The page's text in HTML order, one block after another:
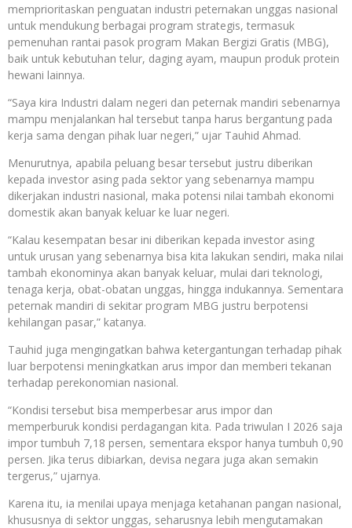
memprioritaskan penguatan industri peternakan unggas nasional
untuk mendukung berbagai program strategis, termasuk
pemenuhan rantai pasok program Makan Bergizi Gratis (MBG),
baik untuk kebutuhan telur, daging ayam, maupun produk protein
hewani lainnya.
“Saya kira Industri dalam negeri dan peternak mandiri sebenarnya
mampu menjalankan hal tersebut tanpa harus bergantung pada
kerja sama dengan pihak luar negeri,” ujar Tauhid Ahmad.
Menurutnya, apabila peluang besar tersebut justru diberikan
kepada investor asing pada sektor yang sebenarnya mampu
dikerjakan industri nasional, maka potensi nilai tambah ekonomi
domestik akan banyak keluar ke luar negeri.
“Kalau kesempatan besar ini diberikan kepada investor asing
untuk urusan yang sebenarnya bisa kita lakukan sendiri, maka nilai
tambah ekonominya akan banyak keluar, mulai dari teknologi,
tenaga kerja, obat-obatan unggas, hingga indukannya. Sementara
peternak mandiri di sekitar program MBG justru berpotensi
kehilangan pasar,” katanya.
Tauhid juga mengingatkan bahwa ketergantungan terhadap pihak
luar berpotensi meningkatkan arus impor dan memberi tekanan
terhadap perekonomian nasional.
“Kondisi tersebut bisa memperbesar arus impor dan
memperburuk kondisi perdagangan kita. Pada triwulan I 2026 saja
impor tumbuh 7,18 persen, sementara ekspor hanya tumbuh 0,90
persen. Jika terus dibiarkan, devisa negara juga akan semakin
tergerus,” ujarnya.
Karena itu, ia menilai upaya menjaga ketahanan pangan nasional,
khususnya di sektor unggas, seharusnya lebih mengutamakan